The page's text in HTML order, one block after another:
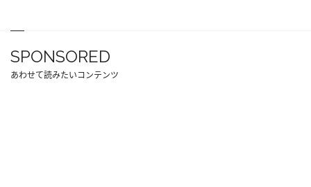
SPONSORED
あわせて読みたいコンテンツ